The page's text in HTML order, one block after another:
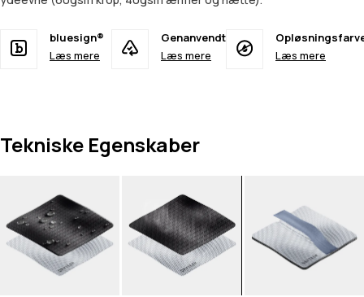
bluesign®
Læs mere
Genanvendt
Læs mere
Læs mere
Tekniske Egenskaber